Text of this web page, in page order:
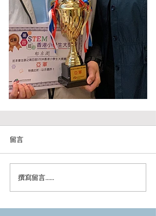
留言
撰寫留言......